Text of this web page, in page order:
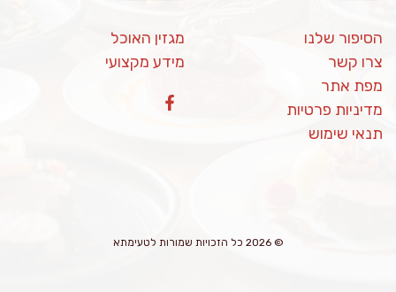
הסיפור שלנו
צרו קשר
מפת אתר
מדיניות פרטיות
תנאי שימוש
מגזין האוכל
מידע מקצועי
© 2026 כל הזכויות שמורות לטעימתא